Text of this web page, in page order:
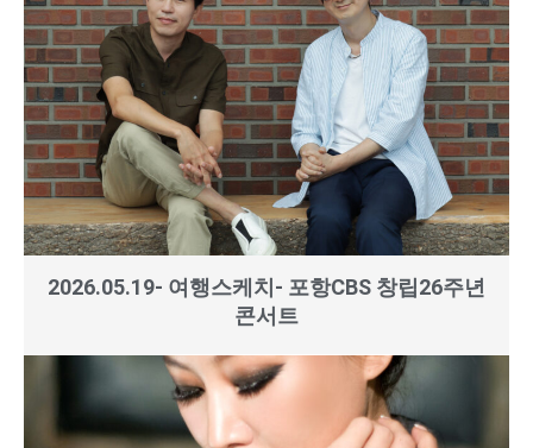
2026.05.19- 여행스케치- 포항CBS 창립26주년
콘서트